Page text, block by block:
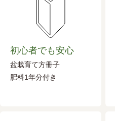
初心者でも安心
盆栽育て方冊子
肥料1年分付き